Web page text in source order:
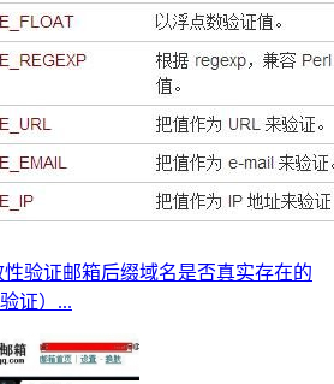
性验证邮箱后缀域名是否真实存在的
证）...